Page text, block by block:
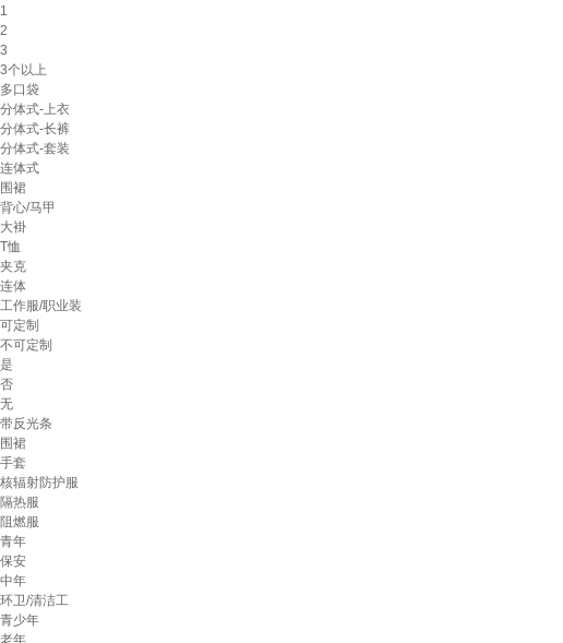
1
2
3
3个以上
多口袋
分体式-上衣
分体式-长裤
分体式-套装
连体式
围裙
背心/马甲
大褂
T恤
夹克
连体
工作服/职业装
可定制
不可定制
是
否
无
带反光条
围裙
手套
核辐射防护服
隔热服
阻燃服
青年
保安
中年
环卫/清洁工
青少年
老年